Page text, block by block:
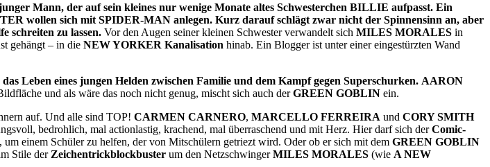
Mann, der auf sein kleines nur wenige Monate altes Schwesterchen BILLIE aufpasst. Ein
wollen sich mit SPIDER-MAN anlegen. Kurz darauf schlägt zwar nicht der Spinnensinn an, aber
schreiten zu lassen. Vor den Augen seiner kleinen Schwester verwandelt sich MILES MORALES in
gehängt – in die NEW YORKER Kanalisation hinab. Ein Blogger ist unter einer eingestürzten Wand
eines jungen Helden zwischen Familie und dem Kampf gegen Superschurken. AARON
und als wäre das noch nicht genug, mischt sich auch derGREEN GOBLIN ein.
auf. Und alle sind TOP! CARMEN CARNERO, MARCELLO FERREIRA und CORY SMITH
bedrohlich, mal actionlastig, krachend, mal überraschend und mit Herz. Hier darf sich derComic-
einem Schüler zu helfen, der von Mitschülern getriezt wird. Oder ob er sich mit dem GREEN GOBLIN
Stile der Zeichentrickblockbuster um den NetzschwingerMILES MORALES (wie A NEW